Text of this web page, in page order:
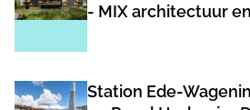
- MIX architectuur
Station Ede-